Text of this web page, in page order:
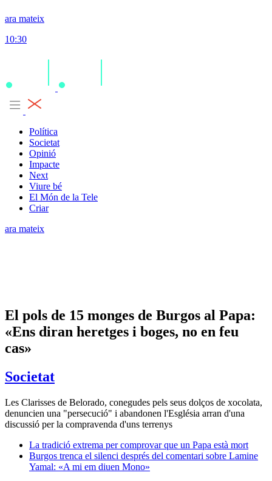
ara mateix
10:30
Política
Societat
Opinió
Impacte
Next
Viure bé
El Món de la Tele
Criar
ara mateix
El pols de 15 monges de Burgos al Papa:
«Ens diran heretges i boges, no en feu
cas»
Societat
Les Clarisses de Belorado, conegudes pels seus dolços de xocolata,
denuncien una "persecució" i abandonen l'Església arran d'una
discussió per la compravenda d'uns terrenys
La tradició extrema per comprovar que un Papa està mort
Burgos trenca el silenci després del comentari sobre Lamine
Yamal: «A mi em diuen Mono»